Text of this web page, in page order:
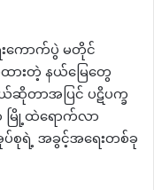
ကောက်ပွဲ မတိုင်
ားတဲ့ နယ်မြေတွေ
ဆိုတာအပြင် ပဋိပက္ခ
မြို့ထဲရောက်လာ
စုရဲ့ အခွင့်အရေးတစ်ခု